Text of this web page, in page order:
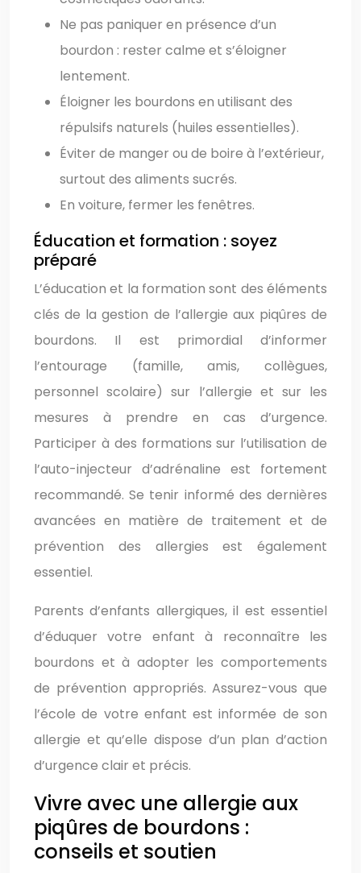
Ne pas paniquer en présence d’un
bourdon : rester calme et s’éloigner
lentement.
Éloigner les bourdons en utilisant des
répulsifs naturels (huiles essentielles).
Éviter de manger ou de boire à l’extérieur,
surtout des aliments sucrés.
En voiture, fermer les fenêtres.
Éducation et formation : soyez
préparé
L’éducation et la formation sont des éléments
clés de la gestion de l’allergie aux piqûres de
bourdons. Il est primordial d’informer
l’entourage (famille, amis, collègues,
personnel scolaire) sur l’allergie et sur les
mesures à prendre en cas d’urgence.
Participer à des formations sur l’utilisation de
l’auto-injecteur d’adrénaline est fortement
recommandé. Se tenir informé des dernières
avancées en matière de traitement et de
prévention des allergies est également
essentiel.
Parents d’enfants allergiques, il est essentiel
d’éduquer votre enfant à reconnaître les
bourdons et à adopter les comportements
de prévention appropriés. Assurez-vous que
l’école de votre enfant est informée de son
allergie et qu’elle dispose d’un plan d’action
d’urgence clair et précis.
Vivre avec une allergie aux
piqûres de bourdons :
conseils et soutien